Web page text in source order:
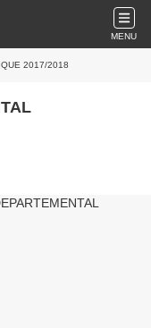
MENU
2017/2018